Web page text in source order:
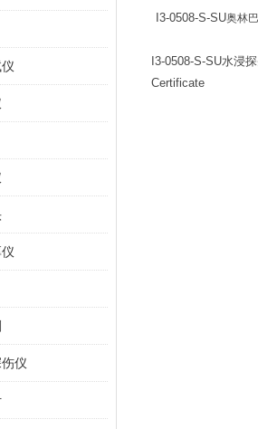
仪
I3-0508-S-SU奥林
I3-0508-S-SU水浸
Certificate